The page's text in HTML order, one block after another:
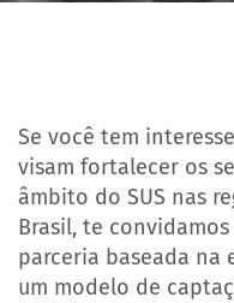
Se você tem
visam fortalecer os
âmbito do SUS nas
Brasil, te
parceria baseada na
um modelo de